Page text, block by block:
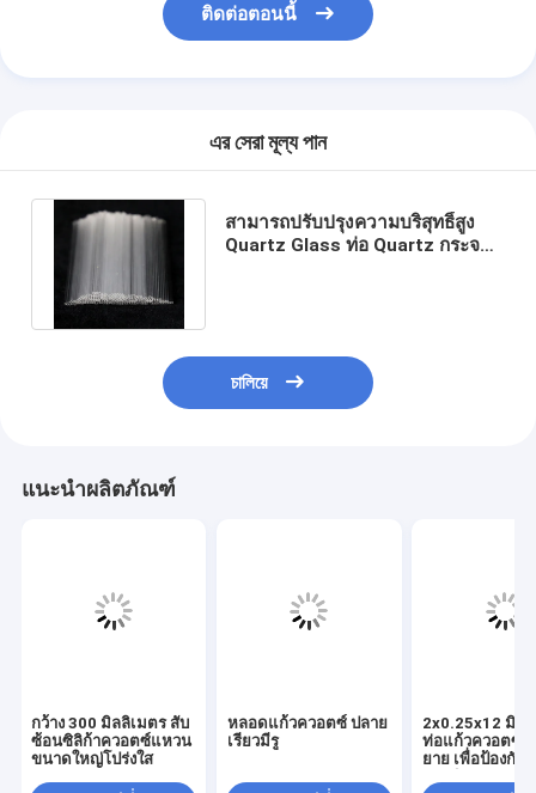
ติดต่อตอนนี้
এর সেরা মূল্য পান
สามารถปรับปรุงความบริสุทธิ์สูง
Quartz Glass ท่อ Quartz กระจก
চালিয়ে
แนะนำผลิตภัณฑ์
กว้าง 300 มิลลิเมตร สับ
ซ้อนซิลิก้าควอตซ์แหวน
ขนาดใหญ่โปร่งใส
หลอดแก้วควอตซ์ ปลาย
เรียวมีรู
2x0.25x12 มิล
ท่อแก้วควอตซ์ป
ยาย เพื่อป้องกัน